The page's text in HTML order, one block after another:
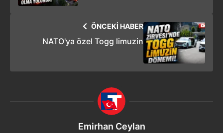
ÖNCEKİ HABER
NATO'ya özel Togg limuzin
Emirhan Ceylan